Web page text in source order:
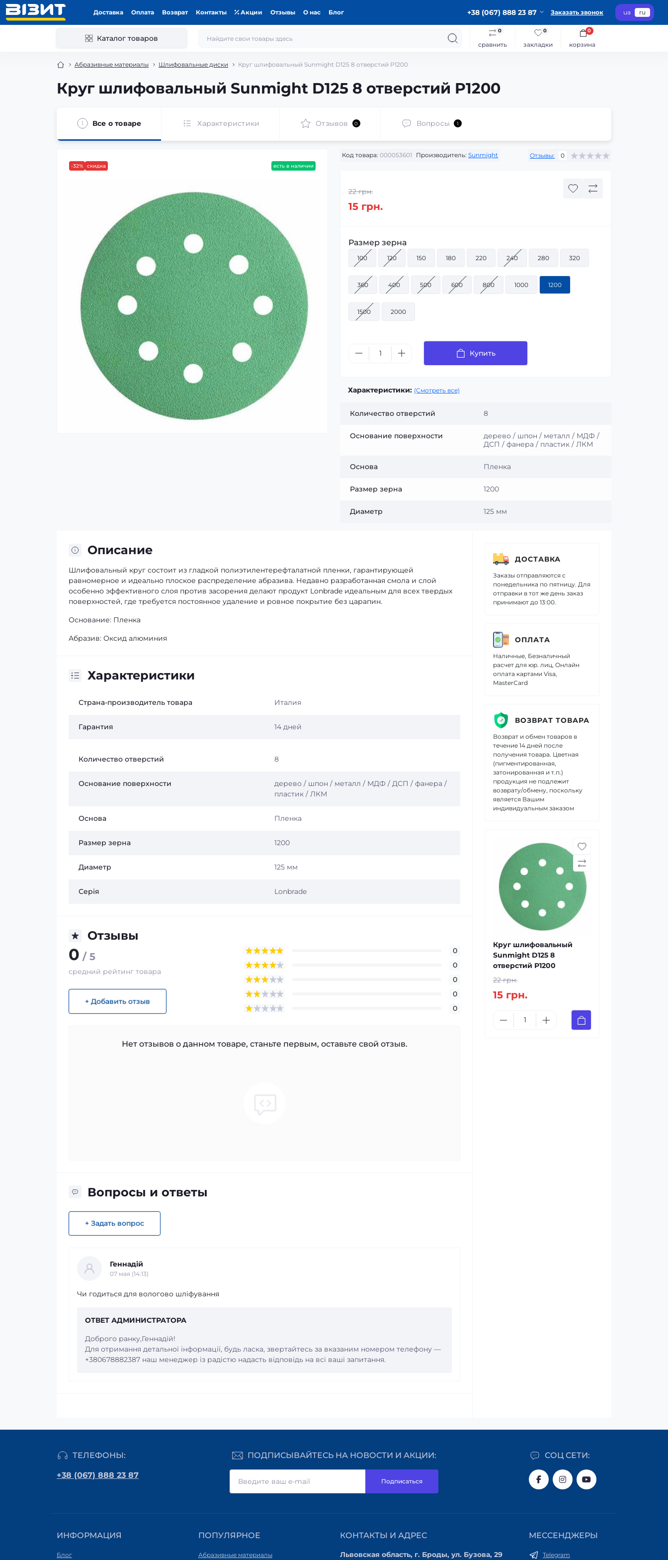
Доставка Оплата Возврат Контакты Акции Отзывы О нас Блог +38 (067) 888 23 87 Заказать звонок ua ru
Каталог товаров
сравнить
0
закладки
0
корзина
0
Абразивные материалы Шлифовальные диски Круг шлифовальный Sunmight D125 8 отверстий P1200
Круг шлифовальный Sunmight D125 8 отверстий P1200
Все о товаре Характеристики Отзывов 0 Вопросы 1
-32% скидка есть в наличии
Код товара: 000053601 Производитель: Sunmight Отзывы: 0
22 грн.
15 грн.
Размер зерна
100 120 150 180 220 240 280 320
360 400 500 600 800 1000 1200
1500 2000
Купить
Характеристики: (Смотреть все)
Количество отверстий 8
Основание поверхности
дерево / шпон / металл / МДФ /
ДСП / фанера / пластик / ЛКМ
Основа Пленка
Размер зерна 1200
Диаметр 125 мм
Описание
Шлифовальный круг состоит из гладкой полиэтилентерефталатной пленки, гарантирующей
равномерное и идеально плоское распределение абразива. Недавно разработанная смола и слой
особенно эффективного слоя против засорения делают продукт Lonbrade идеальным для всех твердых
поверхностей, где требуется постоянное удаление и ровное покрытие без царапин.
Основание: Пленка
Абразив: Оксид алюминия
Характеристики
Страна-производитель товара Италия
Гарантия 14 дней
Количество отверстий 8
Основание поверхности
дерево / шпон / металл / МДФ / ДСП / фанера /
пластик / ЛКМ
Основа Пленка
Размер зерна 1200
Диаметр 125 мм
Серія Lonbrade
Отзывы
0 / 5
средний рейтинг товара
+ Добавить отзыв
0
0
0
0
0
Нет отзывов о данном товаре, станьте первым, оставьте свой отзыв.
Вопросы и ответы
+ Задать вопрос
Геннадій
07 мая (14:13)
Чи годиться для вологово шліфування
ОТВЕТ АДМИНИСТРАТОРА
Доброго ранку,Геннадій!
Для отримання детальної інформації, будь ласка, звертайтесь за вказаним номером телефону —
+380678882387 наш менеджер із радістю надасть відповідь на всі ваші запитання.
ДОСТАВКА
Заказы отправляются с
понедельника по пятницу. Для
отправки в тот же день заказ
принимают до 13:00.
ОПЛАТА
Наличные, Безналичный
расчет для юр. лиц, Онлайн
оплата картами Visa,
MasterCard
ВОЗВРАТ ТОВАРА
Возврат и обмен товаров в
течение 14 дней после
получения товара. Цветная
(пигментированная,
затонированная и т.п.)
продукция не подлежит
возврату/обмену, поскольку
является Вашим
индивидуальным заказом
Круг шлифовальный
Sunmight D125 8
отверстий P1200
22 грн.
15 грн.
ТЕЛЕФОНЫ:
+38 (067) 888 23 87
СОЦ СЕТИ:
ПОДПИСЫВАЙТЕСЬ НА НОВОСТИ И АКЦИИ:
Подписаться
ИНФОРМАЦИЯ
Блог
ПОПУЛЯРНОЕ
Абразивные материалы
КОНТАКТЫ И АДРЕС
Львовская область, г. Броды, ул. Бузова, 29
МЕССЕНДЖЕРЫ
Telegram